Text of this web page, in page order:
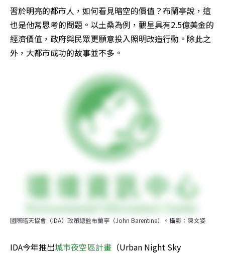
習於明亮的都市人，如何看見暗空的價值？布蘭亭說，這
也是他常思考的問題。以土桑為例，觀星具有2.5億美金的
經濟價值，政府與民眾更願意投入照明改造行動。除此之
外，大都市成功的故事並不多。
國際暗天協會（IDA）政策總監布蘭亭（John Barentine）。攝影：陳文姿
IDA今年推出城市夜空區計畫 （Urban Night Sky